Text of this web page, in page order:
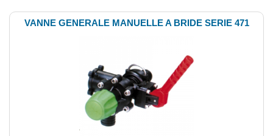
VANNE GENERALE MANUELLE A BRIDE SERIE 471